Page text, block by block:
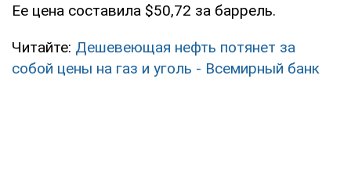
Ее цена составила $50,72 за баррель.
Читайте: Дешевеющая нефть потянет за
собой цены на газ и уголь - Всемирный банк